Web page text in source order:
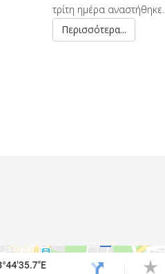
τρίτη ημέρα αναστήθηκε.
Περισσότερα...